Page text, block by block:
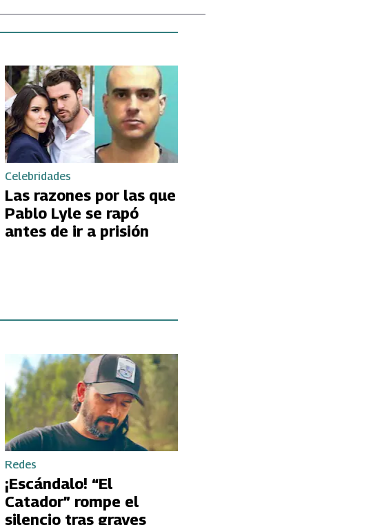
Celebridades
Las razones por las que
Pablo Lyle se rapó
antes de ir a prisión
Redes
¡Escándalo! “El
Catador” rompe el
silencio tras graves